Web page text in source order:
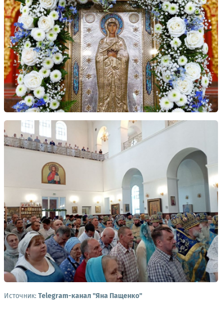
Источник: Telegram-канал "Яна Пащенко"